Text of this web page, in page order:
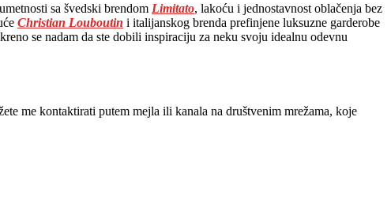
sa švedski brendom Limitato, lakoću i jednostavnost oblačenja bez
Christian Louboutin i italijanskog brenda prefinjene luksuzne garderobe
se nadam da ste dobili inspiraciju za neku svoju idealnu odevnu
me kontaktirati putem mejla ili kanala na društvenim mrežama, koje